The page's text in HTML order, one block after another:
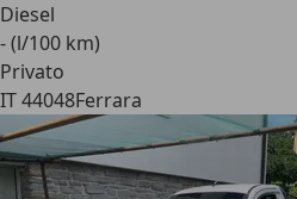
Diesel
- (l/100 km)
Privato
IT 44048Ferrara